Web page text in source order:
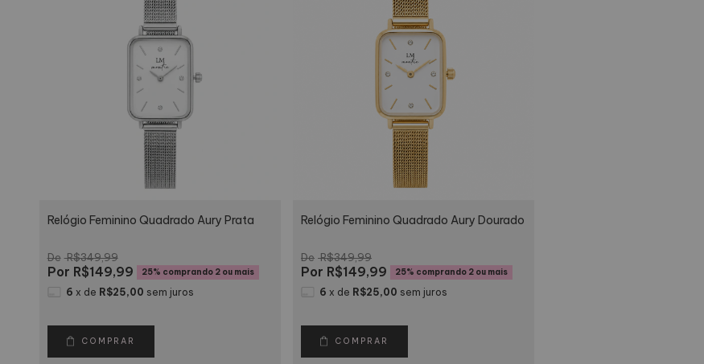
Relógio Feminino Quadrado Aury Prata
R$349,99
R$149,99 25% comprando 2 ou mais
6 x de R$25,00 sem juros
COMPRAR
Relógio Feminino Quadrado Aury Dourado
R$349,99
R$149,99 25% comprando 2 ou mais
6 x de R$25,00 sem juros
COMPRAR